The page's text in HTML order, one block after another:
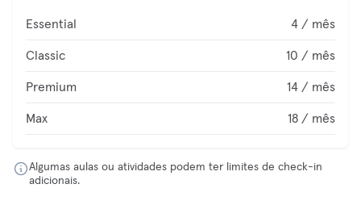
Essential 4 / mês
Classic 10 / mês
Premium 14 / mês
Max 18 / mês
Algumas aulas ou atividades podem ter limites de check-in
adicionais.